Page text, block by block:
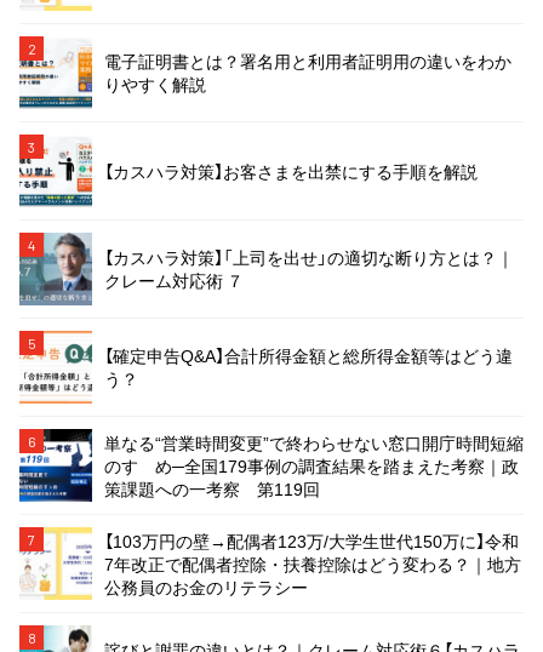
2
電子証明書とは？署名用と利用者証明用の違いをわか
りやすく解説
3
【カスハラ対策】お客さまを出禁にする手順を解説
4
【カスハラ対策】「上司を出せ」の適切な断り方とは？｜
クレーム対応術 ７
5
【確定申告Q&A】合計所得金額と総所得金額等はどう違
う？
6
単なる“営業時間変更”で終わらせない窓口開庁時間短縮
のすゝめ─全国179事例の調査結果を踏まえた考察｜政
策課題への一考察 第119回
7
【103万円の壁→配偶者123万/大学生世代150万に】令和
7年改正で配偶者控除・扶養控除はどう変わる？｜地方
公務員のお金のリテラシー
8